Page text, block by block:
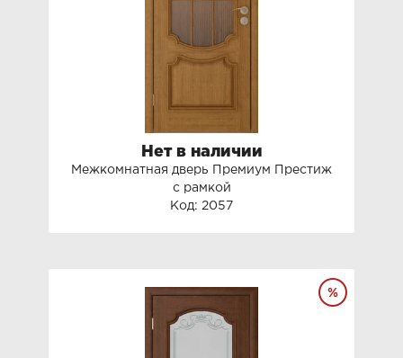
Нет в наличии
Межкомнатная дверь Премиум Престиж
с рамкой
Код: 2057